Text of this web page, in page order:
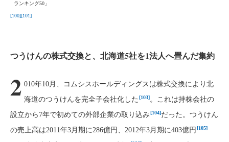
ランキング50」
[100][101]
つうけんの株式交換と、北海道5社を1法人へ畳んだ集約
2 010年10月、コムシスホールディングスは株式交換により北
海道のつうけんを完全子会社化した [103]。これは持株会社の
設立から7年で初めての外部企業の取り込み[104]だった。つうけん
の売上高は2011年3月期に286億円、2012年3月期に403億円 [105]